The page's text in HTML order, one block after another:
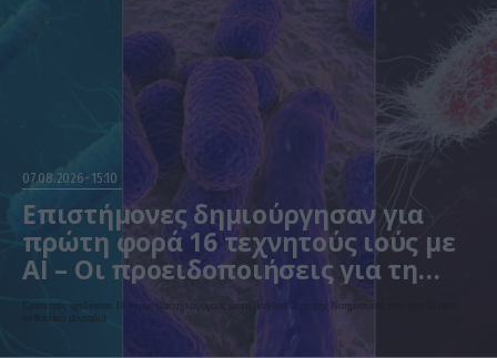
07.08.2026 15:10
Επιστήμονες δημιούργησαν για
πρώτη φορά 16 τεχνητούς ιούς με
AI – Οι προειδοποιήσεις για τη
βιοασφάλεια
Ερευνητές σχεδίασαν 16 νέους βακτηριοφάγους με τη βοήθεια Τεχνητής Νοημοσύνης που εξοντώνουν
ανθεκτικά μικρόβια